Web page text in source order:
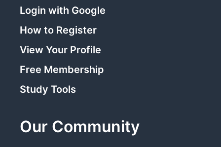
Login with Google
How to Register
View Your Profile
Free Membership
Study Tools
Our Community